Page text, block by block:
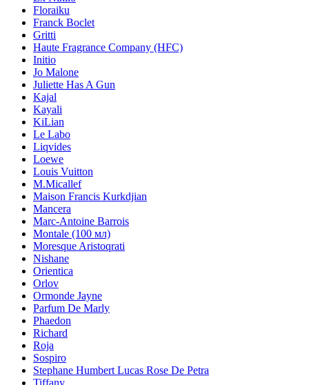
Floraiku
Franck Boclet
Gritti
Haute Fragrance Company (HFC)
Initio
Jo Malone
Juliette Has A Gun
Kajal
Kayali
KiLian
Le Labo
Liqvides
Loewe
Louis Vuitton
M.Micallef
Maison Francis Kurkdjian
Mancera
Marc-Antoine Barrois
Montale (100 мл)
Moresque Aristoqrati
Nishane
Orientica
Orlov
Ormonde Jayne
Parfum De Marly
Phaedon
Richard
Roja
Sospiro
Stephane Humbert Lucas Rose De Petra
Tiffany